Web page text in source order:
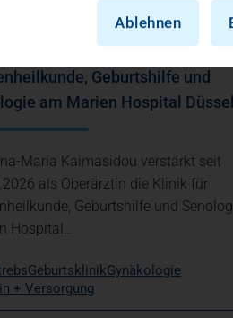
Oberärztin verstärkt Klinik für
Geburtshilfe und
am Marien Hospital
Maria Kaimasidou verstärkt seit
als Oberärztin die Klinik für
Geburtshilfe und
Hospital…
GeburtsklinikGynäkologie
+ Versorgung
Ablehnen